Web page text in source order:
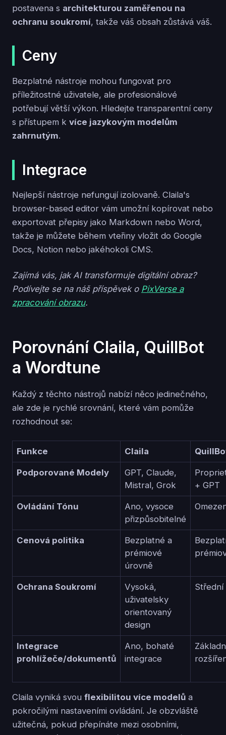
postavena s architekturou zaměřenou na
ochranu soukromí, takže váš obsah zůstává váš.
Ceny
Bezplatné nástroje mohou fungovat pro
příležitostné uživatele, ale profesionálové
potřebují větší výkon. Hledejte transparentní ceny
s přístupem k více jazykovým modelům
zahrnutým.
Integrace
Nejlepší nástroje nefungují izolovaně. Claila's
browser-based editor vám umožní kopírovat nebo
exportovat přepisy jako Markdown nebo Word,
takže je můžete během vteřiny vložit do Google
Docs, Notion nebo jakéhokoli CMS.
Zajímá vás, jak AI transformuje digitální obraz?
Podívejte se na náš příspěvek o PixVerse a
zpracování obrazu.
Porovnání Claila, QuillBot
a Wordtune
Každý z těchto nástrojů nabízí něco jedinečného,
ale zde je rychlé srovnání, které vám pomůže
rozhodnout se:
Funkce Claila
Podporované Modely
GPT, Claude,
Mistral, Grok
+ GPT
Ovládání Tónu
Ano, vysoce
přizpůsobitelné
Cenová politika
Bezplatné a
prémiové
úrovně
Ochrana Soukromí
Vysoká,
uživatelsky
orientovaný
design
Střední
Integrace
prohlížeče/dokumentů
Ano, bohaté
integrace
Claila vyniká svou flexibilitou více modelů a
pokročilými nastaveními ovládání. Je obzvláště
užitečná, pokud přepínáte mezi osobními,